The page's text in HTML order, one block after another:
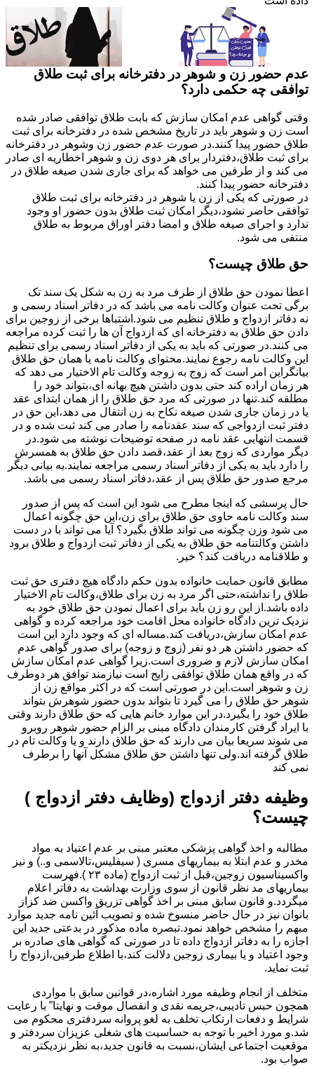
عدم حضور زن و شوهر در دفترخانه برای ثبت طلاق
توافقی چه حکمی دارد؟
وقتی گواهی عدم امکان سازش که بابت طلاق توافقی صادر شده
است زن و شوهر باید در تاریخ مشخص شده در دفترخانه برای ثبت
طلاق حضور پیدا کنند.در صورت عدم حضور زن وشوهر در دفترخانه
برای ثبت طلاق،دفتردار برای هر دوی زن و شوهر اخطاریه ای صادر
می کند و از طرفین می خواهد که برای جاری شدن صیغه طلاق در
دفترخانه حضور پیدا کنند.
در صورتی که یکی از زن یا شوهر در دفترخانه برای ثبت طلاق
توافقی حاضر نشود،دیگر امکان ثبت طلاق بدون حضور او وجود
ندارد و اجرای صیغه طلاق و امضا دفتر اوراق مربوط به طلاق
منتفی می شود.
حق طلاق چیست؟
اعطا نمودن حق طلاق از طرف مرد به زن به شکل یک سند تک
برگی تحت عنوان وکالت نامه می باشد که در دفاتر اسناد رسمی و
نه دفاتر ازدواج و طلاق تنظیم می شود.اشتباها برخی از زوجین برای
دادن حق طلاق به دفترخانه ای که ازدواج آن ها را ثبت کرده مراجعه
می کنند.در صورتی که باید به یکی از دفاتر اسناد رسمی برای تنظیم
این وکالت نامه رجوع نمایند.محتوای وکالت نامه یا همان حق طلاق
بیانگراین امر است که زوج به زوجه وکالت تام الاختیار می دهد که
هر زمان اراده کند حتی بدون داشتن هیچ بهانه ای،بتواند خود را
مطلقه کند.تنها در صورتی که مرد حق طلاق را از همان ابتدای عقد
یا در زمان جاری شدن صیغه نکاح به زن انتقال می دهد،این حق در
دفتر ثبت ازدواجی که سند عقدنامه را صادر می کند ثبت شده و در
قسمت انتهایی عقد نامه در صفحه توضیحات نوشته می شود.در
دیگر مواردی که زوج بعد از عقد،قصد دادن حق طلاق به همسرش
را دارد باید به یکی از دفاتر اسناد رسمی مراجعه نمایند.به بیانی دیگر
مرجع صدور حق طلاق پس از عقد،دفاتر اسناد رسمی می باشد.
حال پرسشی که اینجا مطرح می شود این است که پس از صدور
سند وکالت نامه حاوی حق طلاق برای زن،این حق چگونه اعمال
می شود وزن چگونه می تواند طلاق بگیرد؟ آیا می تواند با در دست
داشتن وکالتنامه حق طلاق به یکی از دفاتر ثبت ازدواج و طلاق برود
و طلاقنامه دریافت کند؟ خیر.
مطابق قانون حمایت خانواده بدون حکم دادگاه هیچ دفتری حق ثبت
طلاق را نداشته،حتی اگر مرد به زن برای طلاق،وکالت تام الاختیار
داده باشد.از این رو زن باید برای اعمال نمودن حق طلاق خود به
نزدیک ترین دادگاه خانواده محل اقامت خود مراجعه کرده و گواهی
عدم امکان سازش،دریافت کند.مساله ای که وجود دارد این است
که حضور داشتن هر دو نفر (زوج و زوجه) برای صدور گواهی عدم
امکان سازش لازم و ضروری است.زیرا گواهی عدم امکان سازش
که در واقع همان طلاق توافقی رایج است نیازمند توافق هر دوطرف
زن و شوهر است.این در صورتی است که در اکثر مواقع زن از
شوهر حق طلاق را می گیرد تا بتواند بدون حضور شوهرش بتواند
طلاق خود را بگیرد.در این موارد خانم هایی که حق طلاق دارند وقتی
با ایراد گرفتن کارمندان دادگاه مبنی بر الزام حضور شوهر روبرو
می شوند سریعا بیان می دارند که حق طلاق دارند و یا وکالت تام در
طلاق گرفته اند.ولی تنها داشتن حق طلاق مشکل آنها را برطرف
نمی کند
وظیفه دفتر ازدواج (وظایف دفتر ازدواج )
چیست؟
مطالبه و اخذ گواهی پزشکی معتبر مبنی بر عدم اعتیاد به مواد
مخدر و عدم ابتلا به بیماریهای مسری ( سیفلیس،تالاسمی و..) و نیز
واکسیناسیون زوجین،قبل از ثبت ازدواج (ماده ۲۳ ).فهرست
بیماریهای مد نظر قانون از سوی وزارت بهداشت به دفاتر اعلام
میگردد.و قانون سابق مبنی بر اخذ گواهی تزریق واکسن ضد کزاز
بانوان نیز در حال حاضر منسوخ شده و تصویب آئین نامه جدید موارد
مبهم را مشخص خواهد نمود.تبصره ماده مذکور در بدعتی جدید این
اجازه را به دفاتر ازدواج داده تا در صورتی که گواهی های صادره بر
وجود اعتیاد و یا بیماری زوجین دلالت کند،با اطلاع طرفین،ازدواج را
ثبت نماید.
متخلف از انجام وظیفه مورد اشاره،در قوانین سابق با مواردی
همچون حبس تادیبی،جریمه نقدی و انفصال موقت و نهایتا” با رعایت
شرایط و دفعات ارتکاب تخلف به لغو پروانه سردفتری محکوم می
شد.و مورد اخیر با توجه به حساسیت های شغلی عزیزان سردفتر و
موقعیت اجتماعی ایشان،نسبت به قانون جدید،به نظر نزدیکتر به
صواب بود.